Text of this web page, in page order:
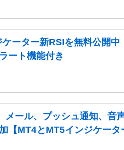
ーター新RSIを無料公開中
ート機能付き
メール、プッシュ通知、音
【MT4とMT5インジケータ